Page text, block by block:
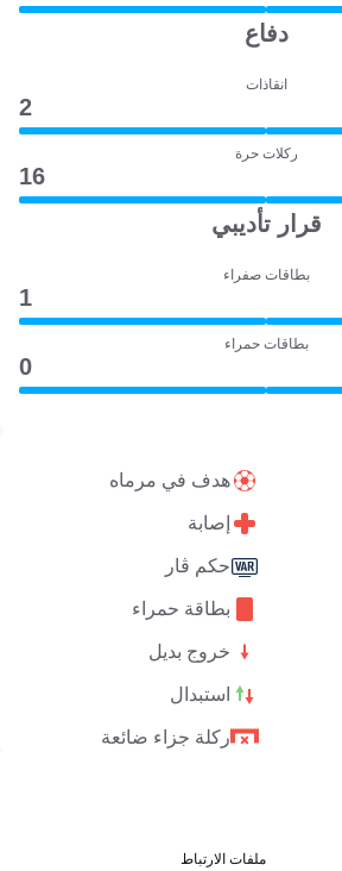
دفاع
انقاذات
2
ركلات حرة
16
قرار تأديبي
بطاقات صفراء
1
بطاقات حمراء
0
هدف في مرماه
إصابة
حكم ڤار
بطاقة حمراء
خروج بديل
استبدال
ركلة جزاء ضائعة
ملفات الارتباط